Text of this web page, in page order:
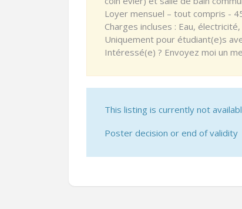
Loyer mensuel – tout compris -
Charges incluses : Eau,
Uniquement pour étudiant(e)s
Intéressé(e) ? Envoyez moi un
This listing is currently not
Poster decision or end of validity